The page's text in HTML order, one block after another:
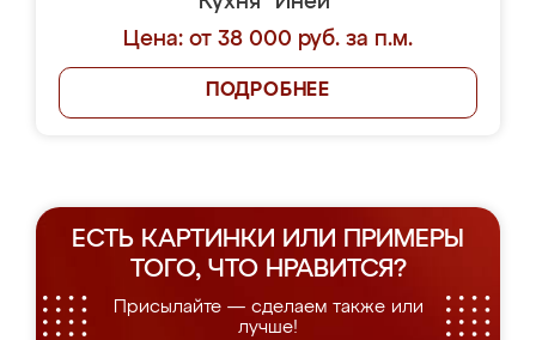
Цена: от 38 000 руб. за п.м.
ПОДРОБНЕЕ
ЕСТЬ КАРТИНКИ ИЛИ ПРИМЕРЫ
ТОГО, ЧТО НРАВИТСЯ?
Присылайте — сделаем также или
лучше!